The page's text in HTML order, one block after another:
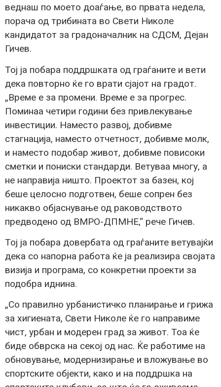
веднаш по моето доаѓање, во првата недела,
порача од трибината во Свети Николе
кандидатот за градоначалник на СДСМ, Дејан
Гичев.
Тој ја побара поддршката од граѓаните и вети
дека повторно ќе го врати сјајот на градот.
„Време е за промени. Време е за прогрес.
Поминаа четири години без привлекување
инвестиции. Наместо развој, добивме
стагнација, наместо отчетност, добивме молк,
и наместо подобар живот, добивме повисоки
сметки и пониски стандарди. Ветуваа многу, а
не направија ништо. Проектот за базен, кој
беше целосно подготвен, беше сопрен без
никакво објаснување од раководството
предводено од ВМРО-ДПМНЕ,“ рече Гичев.
Тој ја побара довербата од граѓаните ветувајќи
дека со напорна работа ќе ја реализира својата
визија и програма, со конкретни проекти за
подобра иднина.
„Со правилно урбанистичко планирање и грижа
за хигиената, Свети Николе ќе го направиме
чист, урбан и модерен град за живот. Тоа ќе
биде обврска на секој од нас. Ќе работиме на
обновување, модернизирање и вложување во
спортските објекти, како и на поддршка на